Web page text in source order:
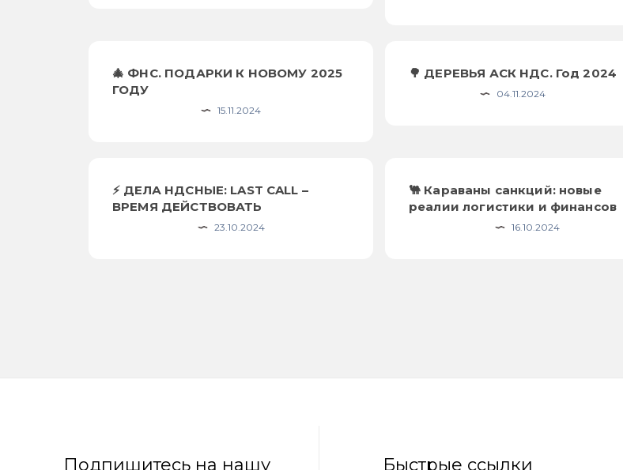
🎄 ФНС. ПОДАРКИ К НОВОМУ 2025
ГОДУ
15.11.2024
🌳 ДЕРЕВЬЯ АСК НДС. Год 2024
04.11.2024
⚡️ ДЕЛА НДСНЫЕ: LAST CALL –
ВРЕМЯ ДЕЙСТВОВАТЬ
23.10.2024
🐫 Караваны санкций: новые
реалии логистики и финансов
16.10.2024
Подпишитесь на нашу Быстрые ссылки